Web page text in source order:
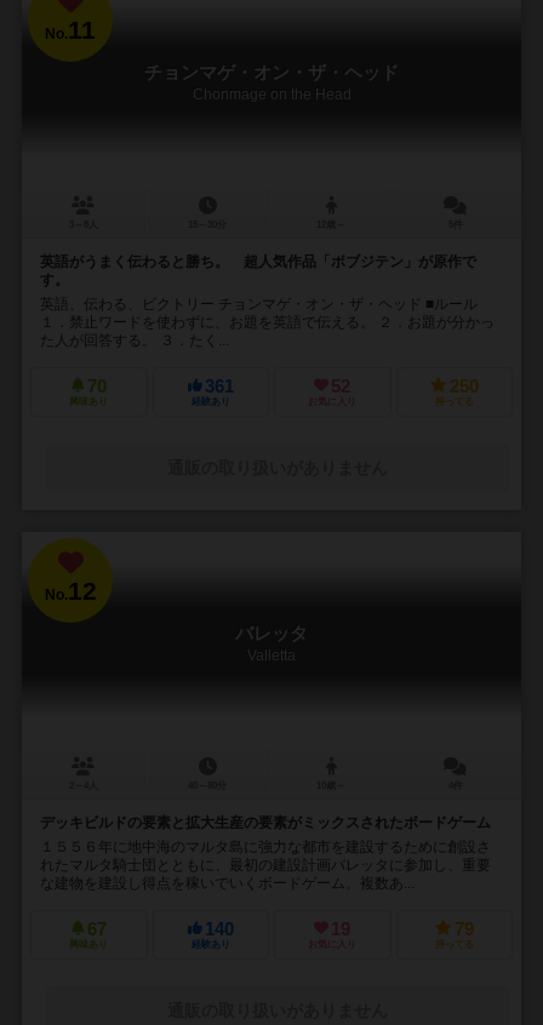
No.11
チョンマゲ・オン・ザ・ヘッド
Chonmage on the Head
英語がうまく伝わると勝ち。 超人気作品「ボブジテン」が原作で
す。
英語、伝わる、ビクトリー チョンマゲ・オン・ザ・ヘッド ■ルール
１．禁止ワードを使わずに、お題を英語で伝える。 ２．お題が分かっ
た人が回答する。 ３．たく...
70
興味あり
361
経験あり
52
お気に入り
250
持ってる
No.12
バレッタ
Valletta
デッキビルドの要素と拡大生産の要素がミックスされたボードゲーム
１５５６年に地中海のマルタ島に強力な都市を建設するために創設さ
れたマルタ騎士団とともに、最初の建設計画バレッタに参加し、重要
な建物を建設し得点を稼いでいくボードゲーム。複数あ...
67
興味あり
140
経験あり
19
お気に入り
79
持ってる